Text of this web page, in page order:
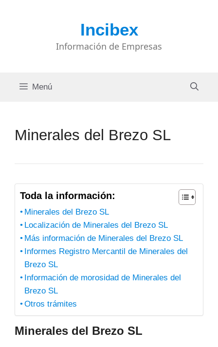
Incibex
Información de Empresas
Menú
Minerales del Brezo SL
Toda la información:
Minerales del Brezo SL
Localización de Minerales del Brezo SL
Más información de Minerales del Brezo SL
Informes Registro Mercantil de Minerales del
Brezo SL
Información de morosidad de Minerales del
Brezo SL
Otros trámites
Minerales del Brezo SL